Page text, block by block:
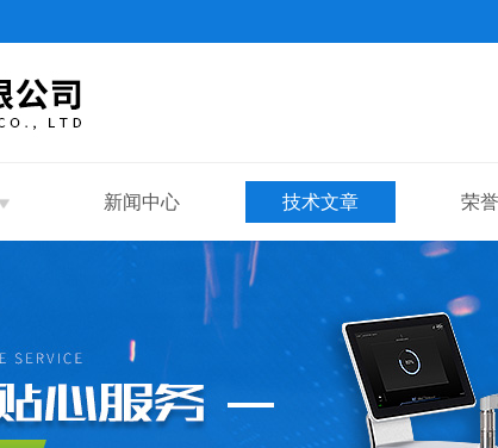
新闻中心 技术文章 荣